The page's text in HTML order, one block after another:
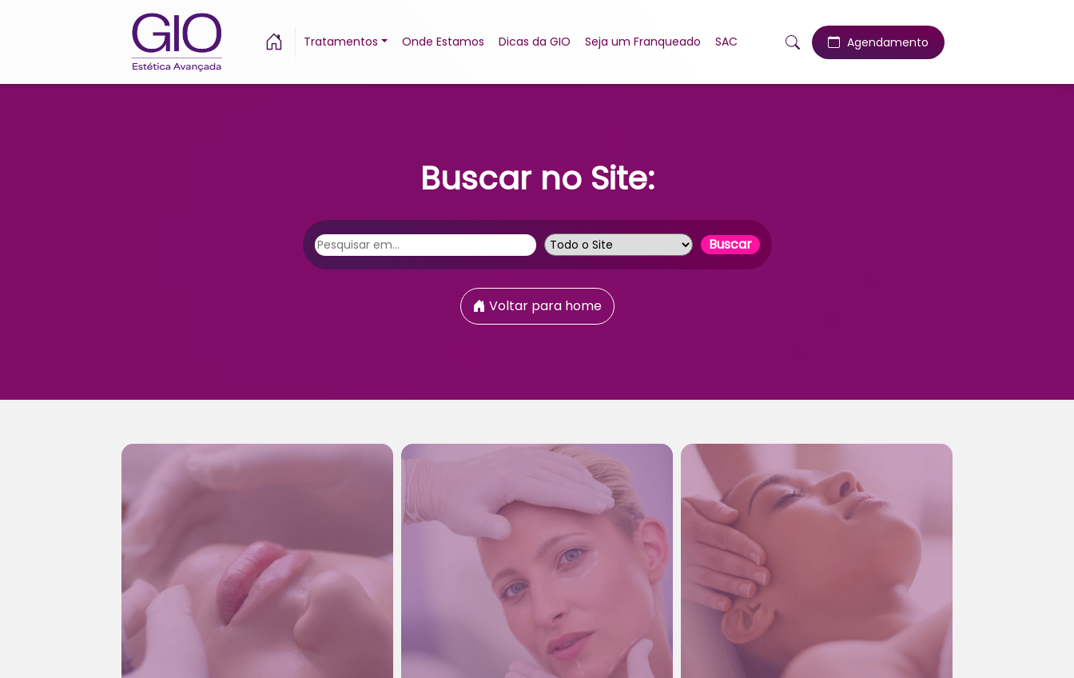
Tratamentos Onde Estamos Dicas da GIO Seja um Franqueado SAC Agendamento
Buscar no Site:
Voltar para home